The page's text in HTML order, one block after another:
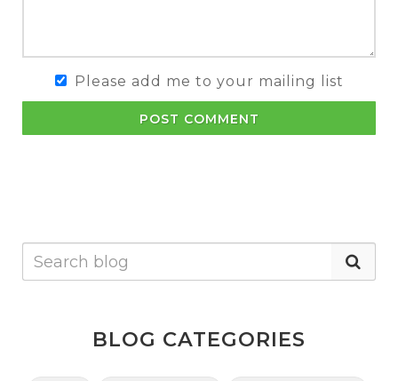
Please add me to your mailing list
POST COMMENT
BLOG CATEGORIES